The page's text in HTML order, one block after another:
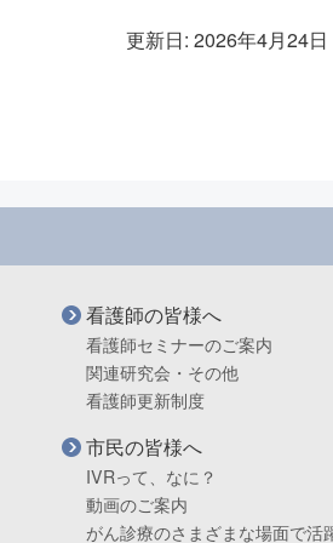
更新日: 2026年4月24日
看護師の皆様へ
看護師セミナーのご案内
関連研究会・その他
看護師更新制度
市民の皆様へ
IVRって、なに？
動画のご案内
がん診療のさまざまな場面で活